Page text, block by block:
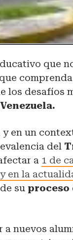
que
los desafíos
en un
del
a 1 de
en la
su proceso
nuevos